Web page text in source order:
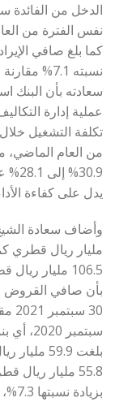
نسبته
سعادته بأن البنك
عملية إدارة
من العام الماضي،
يدل على كفاءة
106.5 مليار
55.8 مليار